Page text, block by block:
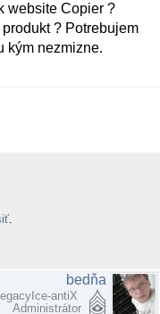
website Copier ?
? Potrebujem
kým nezmizne.
bedňa
LegacyIce-antiX
Administrátor